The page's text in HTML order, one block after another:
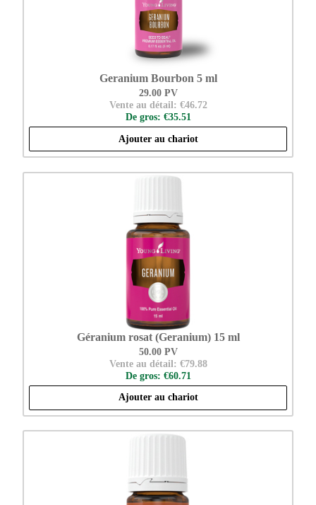
Geranium Bourbon 5 ml
29.00 PV
Vente au détail: €46.72
De gros: €35.51
Ajouter au chariot
Géranium rosat (Geranium) 15 ml
50.00 PV
Vente au détail: €79.88
De gros: €60.71
Ajouter au chariot